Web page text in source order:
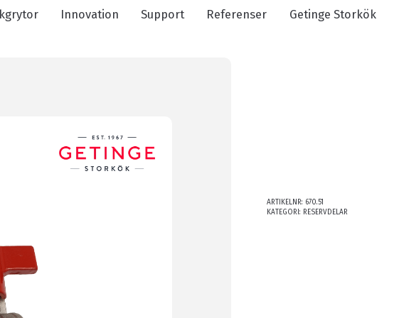
Innovation Support Referenser Getinge Storkök
ARTIKELNR: 670.51
KATEGORI: RESERVDELAR